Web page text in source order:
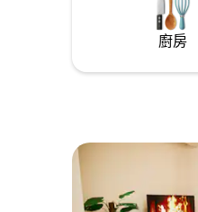
廚房